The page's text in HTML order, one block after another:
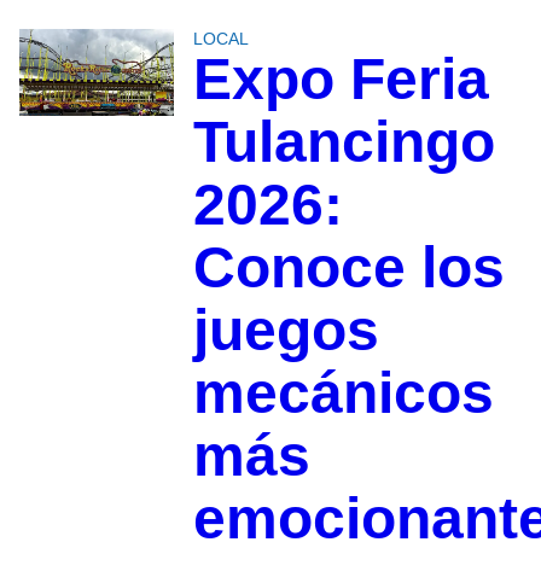
LOCAL
Expo Feria
Tulancingo
2026:
Conoce los
juegos
mecánicos
más